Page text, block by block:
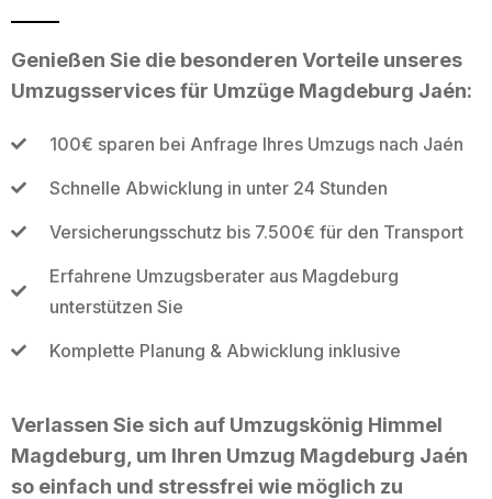
Genießen Sie die besonderen Vorteile unseres
Umzugsservices für Umzüge Magdeburg Jaén:
100€ sparen bei Anfrage Ihres Umzugs nach Jaén
Schnelle Abwicklung in unter 24 Stunden
Versicherungsschutz bis 7.500€ für den Transport
Erfahrene Umzugsberater aus Magdeburg
unterstützen Sie
Komplette Planung & Abwicklung inklusive
Verlassen Sie sich auf Umzugskönig Himmel
Magdeburg, um Ihren Umzug Magdeburg Jaén
so einfach und stressfrei wie möglich zu